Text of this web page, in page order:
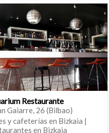
Restaurante
Gaiarre, 26 (Bilbao)
y cafeterías en Bizkaia |
en Bizkaia